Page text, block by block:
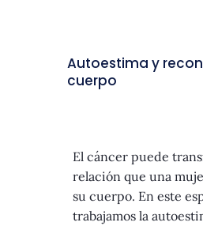
Autoestima y
cuerpo
El cáncer puede
relación que una
su cuerpo. En este
trabajamos la